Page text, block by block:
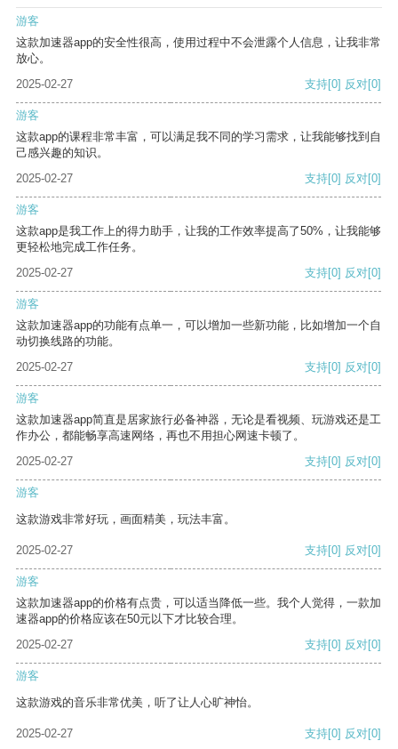
游客
这款加速器app的安全性很高，使用过程中不会泄露个人信息，让我非常
放心。
2025-02-27
支持[0] 反对[0]
游客
这款app的课程非常丰富，可以满足我不同的学习需求，让我能够找到自
己感兴趣的知识。
2025-02-27
支持[0] 反对[0]
游客
这款app是我工作上的得力助手，让我的工作效率提高了50%，让我能够
更轻松地完成工作任务。
2025-02-27
支持[0] 反对[0]
游客
这款加速器app的功能有点单一，可以增加一些新功能，比如增加一个自
动切换线路的功能。
2025-02-27
支持[0] 反对[0]
游客
这款加速器app简直是居家旅行必备神器，无论是看视频、玩游戏还是工
作办公，都能畅享高速网络，再也不用担心网速卡顿了。
2025-02-27
支持[0] 反对[0]
游客
这款游戏非常好玩，画面精美，玩法丰富。
2025-02-27 支持[0] 反对[0]
游客
这款加速器app的价格有点贵，可以适当降低一些。我个人觉得，一款加
速器app的价格应该在50元以下才比较合理。
2025-02-27
支持[0] 反对[0]
游客
这款游戏的音乐非常优美，听了让人心旷神怡。
2025-02-27 支持[0] 反对[0]